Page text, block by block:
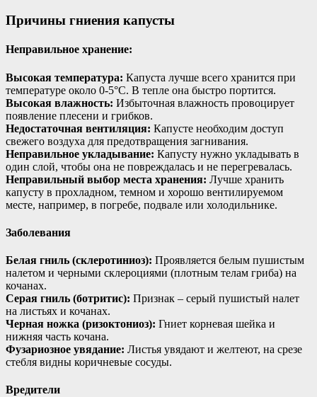
Причины гниения капусты
Неправильное хранение:
Высокая температура: Капуста лучше всего хранится при
температуре около 0-5°C. В тепле она быстро портится.
Высокая влажность: Избыточная влажность провоцирует
появление плесени и грибков.
Недостаточная вентиляция: Капусте необходим доступ
свежего воздуха для предотвращения загнивания.
Неправильное укладывание: Капусту нужно укладывать в
один слой, чтобы она не повреждалась и не перегревалась.
Неправильный выбор места хранения: Лучше хранить
капусту в прохладном, темном и хорошо вентилируемом
месте, например, в погребе, подвале или холодильнике.
Заболевания
Белая гниль (склеротиниоз): Проявляется белым пушистым
налетом и черными склероциями (плотным телам гриба) на
кочанах.
Серая гниль (ботритис): Признак – серый пушистый налет
на листьях и кочанах.
Черная ножка (ризоктониоз): Гниет корневая шейка и
нижняя часть кочана.
Фузариозное увядание: Листья увядают и желтеют, на срезе
стебля видны коричневые сосуды.
Вредители